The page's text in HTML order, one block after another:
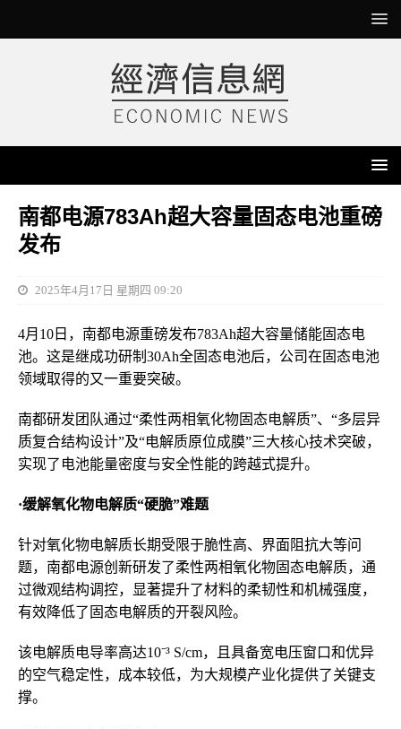
南都电源783Ah超大容量固态电池重磅
发布
2025年4月17日 星期四 09:20
4月10日，南都电源重磅发布783Ah超大容量储能固态电
池。这是继成功研制30Ah全固态电池后，公司在固态电池
领域取得的又一重要突破。
南都研发团队通过“柔性两相氧化物固态电解质”、“多层异
质复合结构设计”及“电解质原位成膜”三大核心技术突破，
实现了电池能量密度与安全性能的跨越式提升。
·缓解氧化物电解质“硬脆”难题
针对氧化物电解质长期受限于脆性高、界面阻抗大等问
题，南都电源创新研发了柔性两相氧化物固态电解质，通
过微观结构调控，显著提升了材料的柔韧性和机械强度，
有效降低了固态电解质的开裂风险。
该电解质电导率高达10⁻³ S/cm，且具备宽电压窗口和优异
的空气稳定性，成本较低，为大规模产业化提供了关键支
撑。